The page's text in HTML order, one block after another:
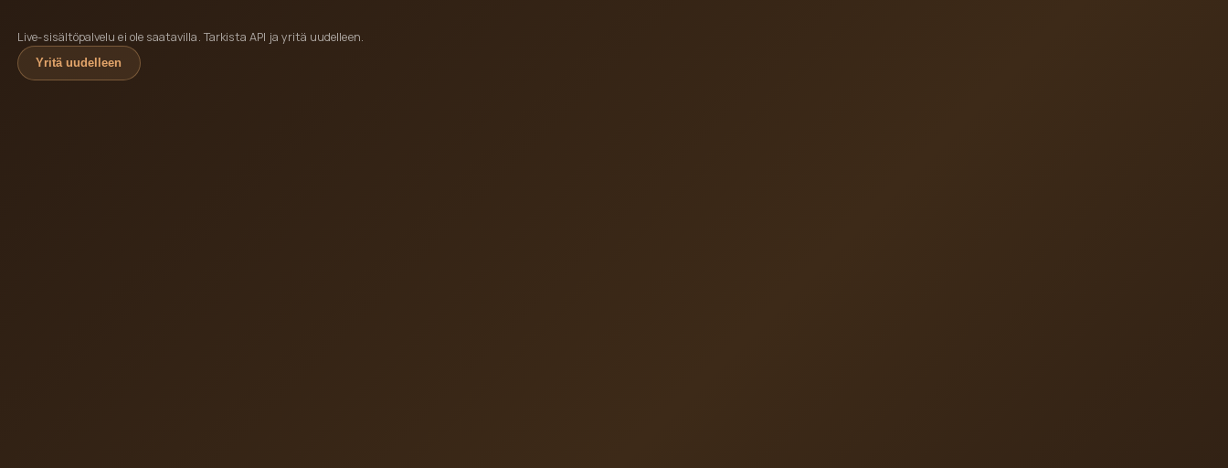
Live-sisältöpalvelu ei ole saatavilla. Tarkista API ja yritä uudelleen.
Yritä uudelleen